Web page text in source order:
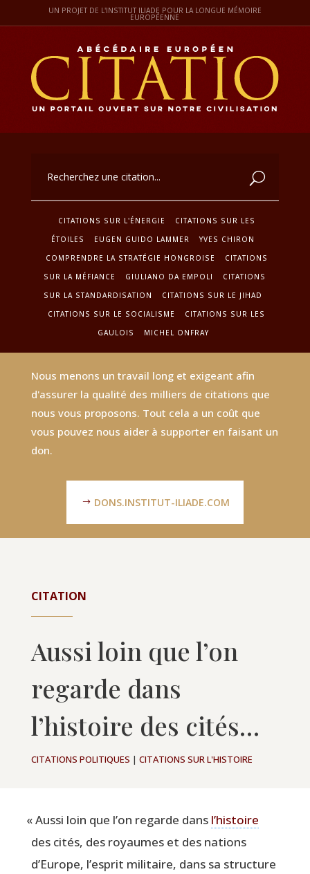
UN PROJET DE L'INSTITUT ILIADE POUR LA LONGUE MÉMOIRE
EUROPÉENNE
CITATIONS SUR L'ÉNERGIE
CITATIONS SUR LES
ÉTOILES
EUGEN GUIDO LAMMER
YVES CHIRON
COMPRENDRE LA STRATÉGIE HONGROISE
CITATIONS
SUR LA MÉFIANCE
GIULIANO DA EMPOLI
CITATIONS
SUR LA STANDARDISATION
CITATIONS SUR LE JIHAD
CITATIONS SUR LE SOCIALISME
CITATIONS SUR LES
GAULOIS
MICHEL ONFRAY
Nous menons un travail long et exigeant afin
d'assurer la qualité des milliers de citations que
nous vous proposons. Tout cela a un coût que
vous pouvez nous aider à supporter en faisant un
don.
DONS.INSTITUT-ILIADE.COM
CITATION
Aussi loin que l’on
regarde dans
l’histoire des cités…
CITATIONS POLITIQUES | CITATIONS SUR L'HISTOIRE
«Aus­si loin que l’on regarde dans l’histoire
des cités, des royaumes et des nations
d’Europe, l’esprit mili­taire, dans sa struc­ture